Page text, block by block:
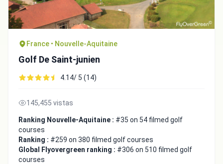
France • Nouvelle-Aquitaine
Golf De Saint-junien
4.14/ 5 (14)
145,455 vistas
Ranking Nouvelle-Aquitaine : #35 on 54 filmed golf
courses
Ranking : #259 on 380 filmed golf courses
Global Flyovergreen ranking : #306 on 510 filmed golf
courses